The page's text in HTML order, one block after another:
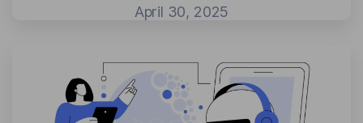
April 30, 2025